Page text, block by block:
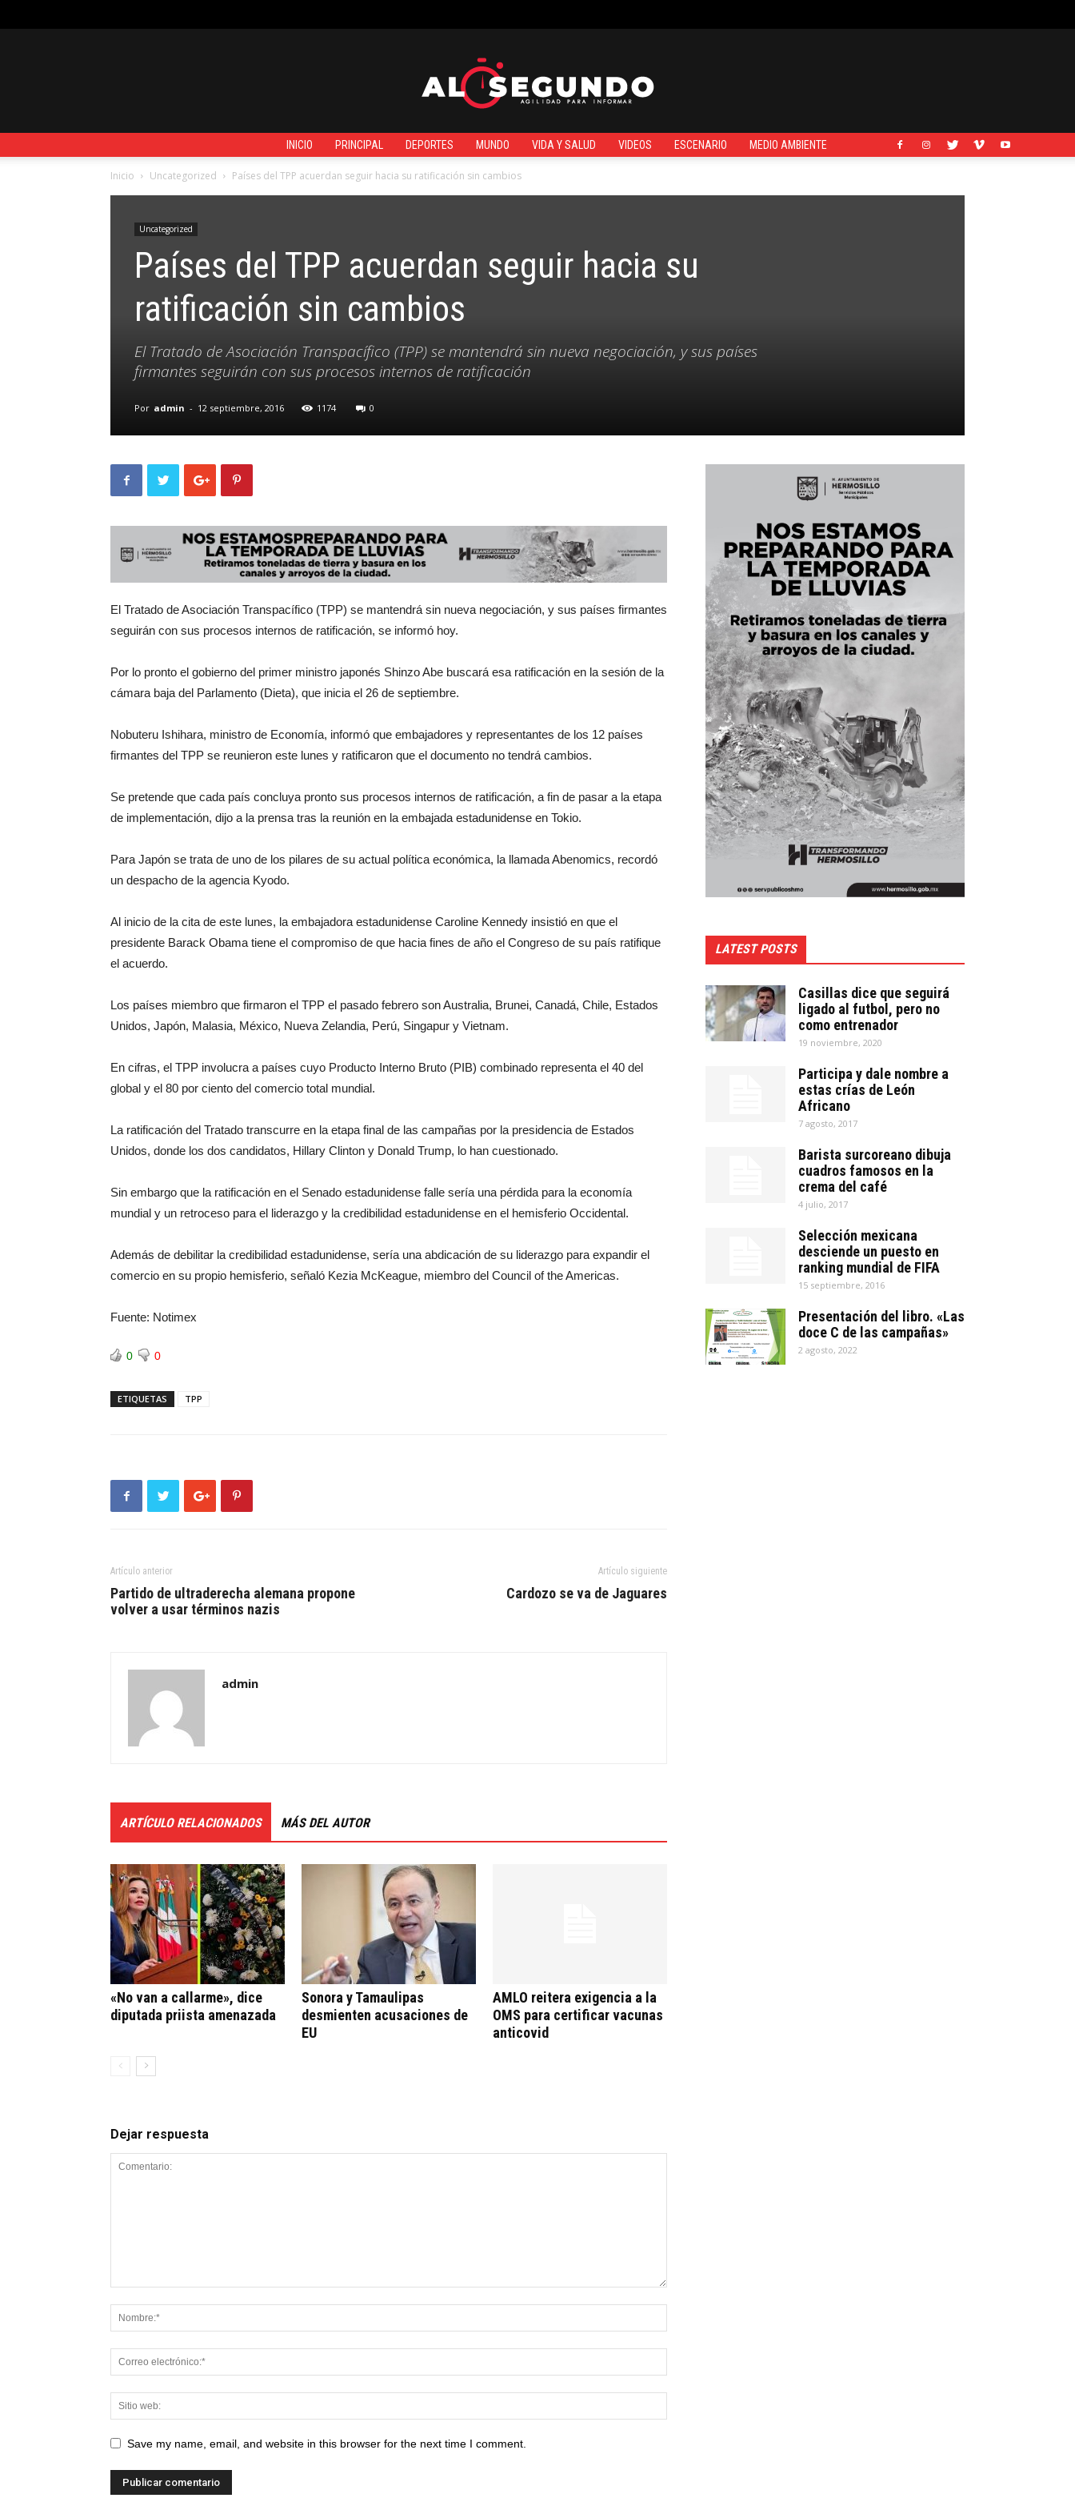
Segundo
INICIO PRINCIPAL DEPORTES MUNDO VIDA Y SALUD VIDEOS ESCENARIO MEDIO AMBIENTE
Inicio Uncategorized Países del TPP acuerdan seguir hacia su ratificación sin cambios
Uncategorized
Países del TPP acuerdan seguir hacia su
ratificación sin cambios
El Tratado de Asociación Transpacífico (TPP) se mantendrá sin nueva negociación, y sus países
firmantes seguirán con sus procesos internos de ratificación
Por admin - 12 septiembre, 2016 1174 0
El Tratado de Asociación Transpacífico (TPP) se mantendrá sin nueva negociación, y sus países firmantes
seguirán con sus procesos internos de ratificación, se informó hoy.
Por lo pronto el gobierno del primer ministro japonés Shinzo Abe buscará esa ratificación en la sesión de la
cámara baja del Parlamento (Dieta), que inicia el 26 de septiembre.
Nobuteru Ishihara, ministro de Economía, informó que embajadores y representantes de los 12 países
firmantes del TPP se reunieron este lunes y ratificaron que el documento no tendrá cambios.
Se pretende que cada país concluya pronto sus procesos internos de ratificación, a fin de pasar a la etapa
de implementación, dijo a la prensa tras la reunión en la embajada estadunidense en Tokio.
Para Japón se trata de uno de los pilares de su actual política económica, la llamada Abenomics, recordó
un despacho de la agencia Kyodo.
Al inicio de la cita de este lunes, la embajadora estadunidense Caroline Kennedy insistió en que el
presidente Barack Obama tiene el compromiso de que hacia fines de año el Congreso de su país ratifique
el acuerdo.
Los países miembro que firmaron el TPP el pasado febrero son Australia, Brunei, Canadá, Chile, Estados
Unidos, Japón, Malasia, México, Nueva Zelandia, Perú, Singapur y Vietnam.
En cifras, el TPP involucra a países cuyo Producto Interno Bruto (PIB) combinado representa el 40 del
global y el 80 por ciento del comercio total mundial.
La ratificación del Tratado transcurre en la etapa final de las campañas por la presidencia de Estados
Unidos, donde los dos candidatos, Hillary Clinton y Donald Trump, lo han cuestionado.
Sin embargo que la ratificación en el Senado estadunidense falle sería una pérdida para la economía
mundial y un retroceso para el liderazgo y la credibilidad estadunidense en el hemisferio Occidental.
Además de debilitar la credibilidad estadunidense, sería una abdicación de su liderazgo para expandir el
comercio en su propio hemisferio, señaló Kezia McKeague, miembro del Council of the Americas.
Fuente: Notimex
0 0
ETIQUETAS TPP
Artículo anterior
Partido de ultraderecha alemana propone
volver a usar términos nazis
Artículo siguiente
Cardozo se va de Jaguares
admin
ARTÍCULO RELACIONADOS MÁS DEL AUTOR
«No van a callarme», dice
diputada priista amenazada
Sonora y Tamaulipas
desmienten acusaciones de
EU
AMLO reitera exigencia a la
OMS para certificar vacunas
anticovid
Dejar respuesta
Save my name, email, and website in this browser for the next time I comment.
LATEST POSTS
Casillas dice que seguirá
ligado al futbol, pero no
como entrenador
19 noviembre, 2020
Participa y dale nombre a
estas crías de León
Africano
7 agosto, 2017
Barista surcoreano dibuja
cuadros famosos en la
crema del café
4 julio, 2017
Selección mexicana
desciende un puesto en
ranking mundial de FIFA
15 septiembre, 2016
Presentación del libro. «Las
doce C de las campañas»
2 agosto, 2022